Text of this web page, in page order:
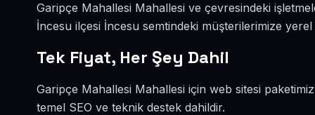
Garipçe Mahallesi Mahallesi ve çevresindeki
İncesu ilçesi İncesu semtindeki müşterilerimize yerel
Tek Fiyat, Her Şey Dahil
Garipçe Mahallesi Mahallesi için web sitesi
temel SEO ve teknik destek dahildir.